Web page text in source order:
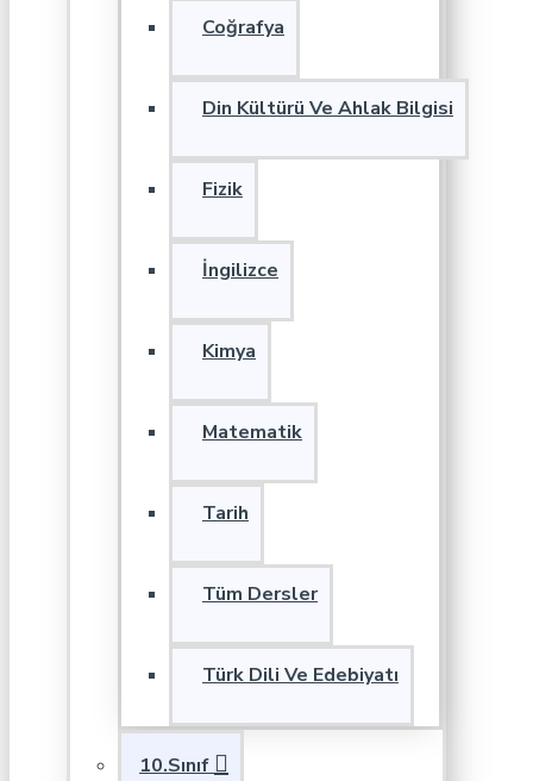
Coğrafya
Din Kültürü Ve Ahlak Bilgisi
Fizik
İngilizce
Kimya
Matematik
Tarih
Tüm Dersler
Türk Dili Ve Edebiyatı
10.Sınıf